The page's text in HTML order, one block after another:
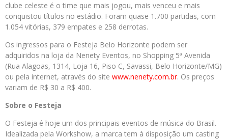
clube celeste é o time que mais jogou, mais venceu e mais
conquistou títulos no estádio. Foram quase 1.700 partidas, com
1.054 vitórias, 379 empates e 258 derrotas.
Os ingressos para o Festeja Belo Horizonte podem ser
adquiridos na loja da Nenety Eventos, no Shopping 5ª Avenida
(Rua Alagoas, 1314, Loja 16, Piso C, Savassi, Belo Horizonte/MG)
ou pela internet, através do site www.nenety.com.br. Os preços
variam de R$ 30 a R$ 400.
Sobre o Festeja
O Festeja é hoje um dos principais eventos de música do Brasil.
Idealizada pela Workshow, a marca tem à disposição um casting